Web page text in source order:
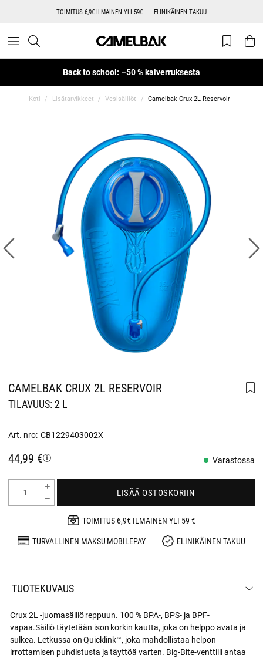
TOIMITUS 6,9€ ILMAINEN YLI 59€ ELINIKÄINEN TAKUU
Back to school: –50 % kaiverruksesta
Koti Lisätarvikkeet Vesisäiliöt Camelbak Crux 2L Reservoir
CAMELBAK CRUX 2L RESERVOIR
TILAVUUS: 2 L
Art. nro: CB1229403002X
44,99 € Varastossa
LISÄÄ OSTOSKORIIN
TOIMITUS 6,9€ ILMAINEN YLI 59 €
TURVALLINEN MAKSU MOBILEPAY
ELINIKÄINEN TAKUU
TUOTEKUVAUS
Crux 2L -juomasäiliö reppuun. 100 % BPA-, BPS- ja BPF-
vapaa.Säiliö täytetään ison korkin kautta, joka on helppo avata ja
sulkea. Letkussa on Quicklink™, joka mahdollistaa helpon
irrottamisen puhdistusta ja täyttöä varten. Big-Bite-venttiili antaa